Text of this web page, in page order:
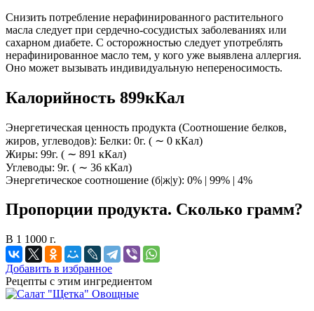
Снизить потребление нерафинированного растительного
масла следует при сердечно-сосудистых заболеваниях или
сахарном диабете. С осторожностью следует употреблять
нерафинированное масло тем, у кого уже выявлена аллергия.
Оно может вызывать индивидуальную непереносимость.
Калорийность 899кКал
Энергетическая ценность продукта (Соотношение белков,
жиров, углеводов): Белки: 0г. ( ∼ 0 кКал)
Жиры: 99г. ( ∼ 891 кКал)
Углеводы: 9г. ( ∼ 36 кКал)
Энергетическое соотношение (б|ж|у): 0% | 99% | 4%
Пропорции продукта. Сколько грамм?
В 1 1000 г.
Добавить в избранное
Рецепты с этим ингредиентом
Овощные